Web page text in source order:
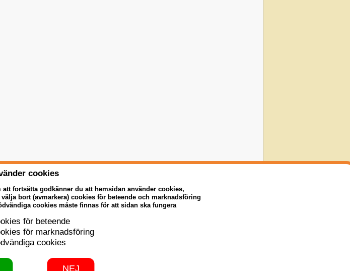
cookies
att fortsätta godkänner du att hemsidan använder cookies,
bort (avmarkera) cookies för beteende och marknadsföring
cookies måste finnas för att sidan ska fungera
för beteende
för marknadsföring
cookies
NEJ